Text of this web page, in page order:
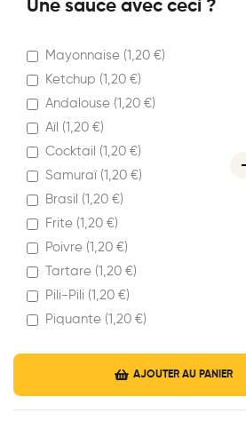
Une sauce avec ceci ?
Mayonnaise (1,20 €)
Ketchup (1,20 €)
Andalouse (1,20 €)
Aïl (1,20 €)
Cocktail (1,20 €)
Samuraï (1,20 €)
Brasil (1,20 €)
Frite (1,20 €)
Poivre (1,20 €)
Tartare (1,20 €)
Pili-Pili (1,20 €)
Piquante (1,20 €)
-
AJOUTER AU PANIER